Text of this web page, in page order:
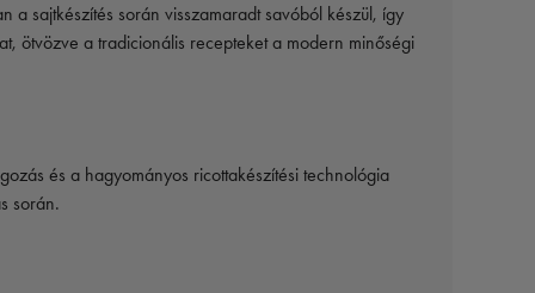
sajtkészítés során visszamaradt savóból készül, így
ötvözve a tradicionális recepteket a modern minőségi
és a hagyományos ricottakészítési technológia
során.